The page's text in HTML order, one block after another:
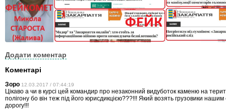
Додати коментар
Коментарі
Зоро 12.03.2017 / 07:44:19
Цікаво а чи в курсі цей командир про незаконний видуботок каменю на
полігону бо він теж під його юрисдикцією???!!! Який возять грузовики
дорогу!!!